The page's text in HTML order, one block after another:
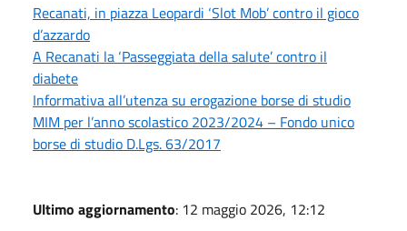
Recanati, in piazza Leopardi ‘Slot Mob’ contro il gioco
d’azzardo
A Recanati la ‘Passeggiata della salute’ contro il
diabete
Informativa all’utenza su erogazione borse di studio
MIM per l’anno scolastico 2023/2024 – Fondo unico
borse di studio D.Lgs. 63/2017
Ultimo aggiornamento: 12 maggio 2026, 12:12